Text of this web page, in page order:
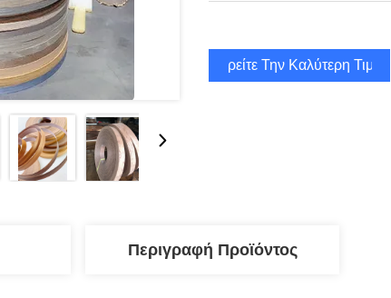
Βρείτε Την Καλύτερη Τιμή
Περιγραφή Προϊόντος